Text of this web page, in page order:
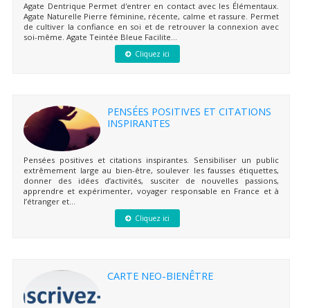
Agate Dentrique Permet d'entrer en contact avec les Élémentaux.
Agate Naturelle Pierre féminine, récente, calme et rassure. Permet
de cultiver la confiance en soi et de retrouver la connexion avec
soi-même. Agate Teintée Bleue Facilite...
Cliquez ici
PENSÉES POSITIVES ET CITATIONS
INSPIRANTES
Pensées positives et citations inspirantes. Sensibiliser un public
extrêmement large au bien-être, soulever les fausses étiquettes,
donner des idées d’activités, susciter de nouvelles passions,
apprendre et expérimenter, voyager responsable en France et à
l’étranger et...
Cliquez ici
CARTE NEO-BIENÊTRE